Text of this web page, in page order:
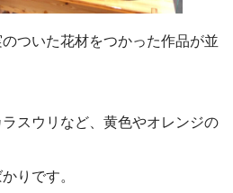
ついた花材をつかった作品が並
スウリなど、黄色やオレンジの
りです。